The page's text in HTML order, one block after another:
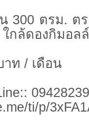
300 ตรม. ต
กล้ดองกิมอล
าท / เดือน
ti/p/